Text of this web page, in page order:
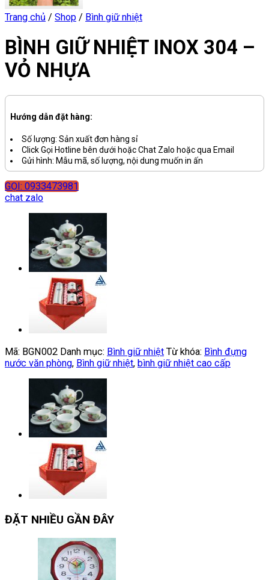
Trang chủ / Shop / Bình giữ nhiệt
BÌNH GIỮ NHIỆT INOX 304 –
VỎ NHỰA
Hướng dẫn đặt hàng:
Số lượng: Sản xuất đơn hàng sỉ
Click Gọi Hotline bên dưới hoặc Chat Zalo hoặc qua Email
Gửi hình: Mẫu mã, số lượng, nội dung muốn in ấn
GỌI: 0933473981
chat zalo
Mã: BGN002 Danh mục: Bình giữ nhiệt Từ khóa: Bình đựng
nước văn phòng, Bình giữ nhiệt, bình giữ nhiệt cao cấp
ĐẶT NHIỀU GẦN ĐÂY